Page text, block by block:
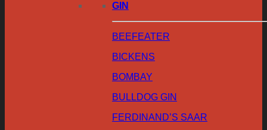
GIN
BEEFEATER
BICKENS
BOMBAY
BULLDOG GIN
FERDINAND’S SAAR